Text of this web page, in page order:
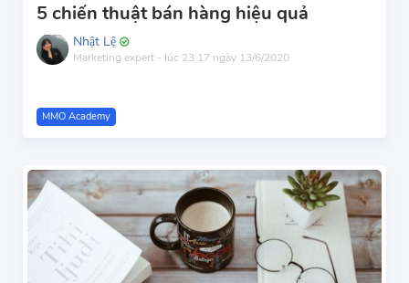
5 chiến thuật bán hàng hiệu quả
Nhật Lệ
Marketing expert - lúc 23:17 ngày 13/6/2020
MMO Academy